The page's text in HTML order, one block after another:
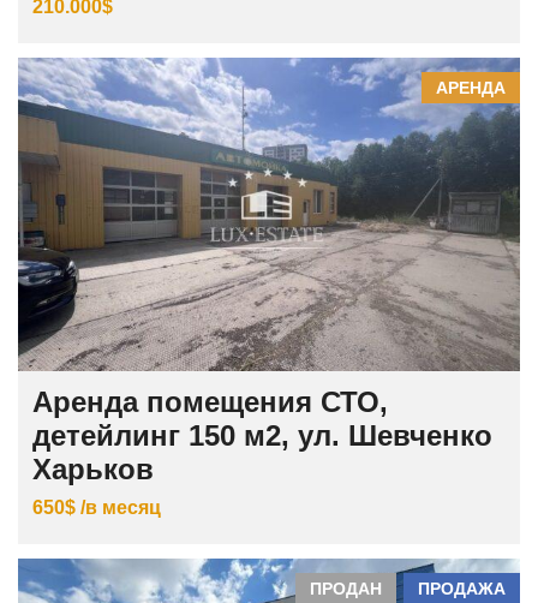
210.000$
АРЕНДА
Аренда помещения СТО,
детейлинг 150 м2, ул. Шевченко
Харьков
650$ /в месяц
ПРОДАЖА
ПРОДАН